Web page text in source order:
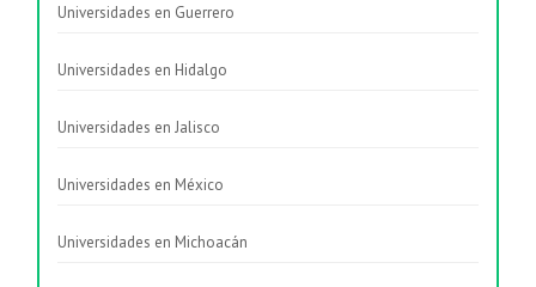
Universidades en Guerrero
Universidades en Hidalgo
Universidades en Jalisco
Universidades en México
Universidades en Michoacán